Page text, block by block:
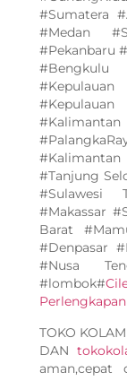
#Sumatera
#Medan
#Pekanbaru
#Kalimantan
#Kalimantan
#Tanjung
#Sulawesi
#Makassar
Barat
#Denpasar
#Nusa
#lombok#
TOKO
DAN
aman,cepat